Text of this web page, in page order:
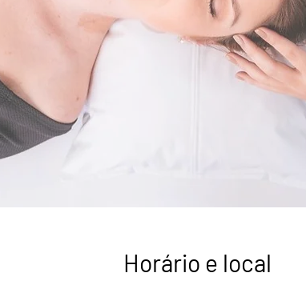
Horário e local